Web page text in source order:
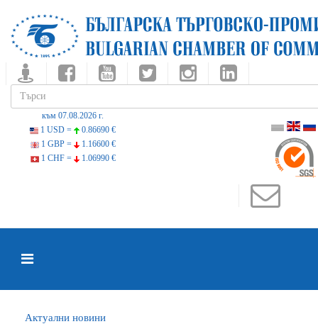
към 07.08.2026 г.
1 USD =
0.86690 €
1 GBP =
1.16600 €
1 CHF =
1.06990 €
Актуални новини